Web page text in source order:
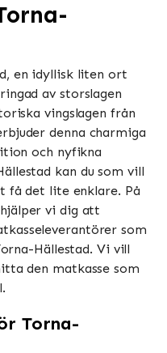
en idyllisk liten ort
av storslagen
vingslagen från
denna charmiga
och nyfikna
kan du som vill
få det lite enklare. På
vi dig att
som
Hällestad. Vi vill
den matkasse som
Torna-